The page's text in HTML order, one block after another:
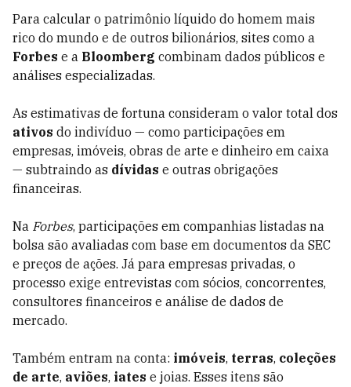
Para calcular o patrimônio líquido do homem mais
rico do mundo e de outros bilionários, sites como a
Forbes e a Bloomberg combinam dados públicos e
análises especializadas.
As estimativas de fortuna consideram o valor total dos
ativos do indivíduo — como participações em
empresas, imóveis, obras de arte e dinheiro em caixa
— subtraindo as dívidas e outras obrigações
financeiras.
Na Forbes, participações em companhias listadas na
bolsa são avaliadas com base em documentos da SEC
e preços de ações. Já para empresas privadas, o
processo exige entrevistas com sócios, concorrentes,
consultores financeiros e análise de dados de
mercado.
Também entram na conta: imóveis, terras, coleções
de arte, aviões, iates e joias. Esses itens são